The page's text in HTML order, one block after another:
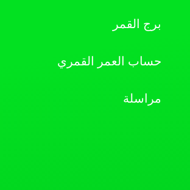
برج القمر
حساب العمر القمري
مراسلة